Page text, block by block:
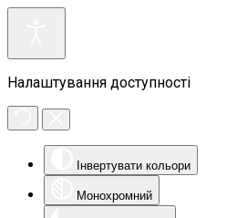
Налаштування доступності
Інвертувати кольори
Монохромний